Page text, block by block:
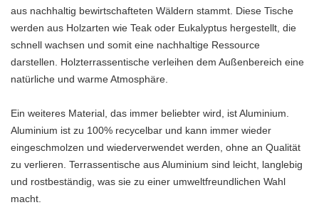
aus nachhaltig bewirtschafteten Wäldern stammt. Diese Tische
werden aus Holzarten wie Teak oder Eukalyptus hergestellt, die
schnell wachsen und somit eine nachhaltige Ressource
darstellen. Holzterrassentische verleihen dem Außenbereich eine
natürliche und warme Atmosphäre.
Ein weiteres Material, das immer beliebter wird, ist Aluminium.
Aluminium ist zu 100% recycelbar und kann immer wieder
eingeschmolzen und wiederverwendet werden, ohne an Qualität
zu verlieren. Terrassentische aus Aluminium sind leicht, langlebig
und rostbeständig, was sie zu einer umweltfreundlichen Wahl
macht.